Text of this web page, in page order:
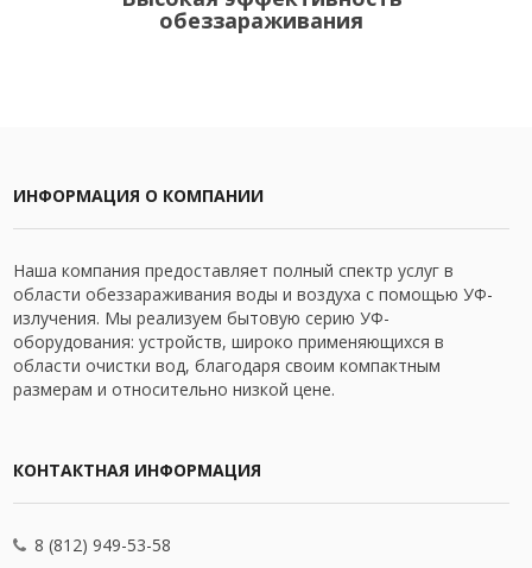
обеззараживания
ИНФОРМАЦИЯ О КОМПАНИИ
Наша компания предоставляет полный спектр услуг в
области обеззараживания воды и воздуха с помощью УФ-
излучения. Мы реализуем бытовую серию УФ-
оборудования: устройств, широко применяющихся в
области очистки вод, благодаря своим компактным
размерам и относительно низкой цене.
КОНТАКТНАЯ ИНФОРМАЦИЯ
8 (812) 949-53-58